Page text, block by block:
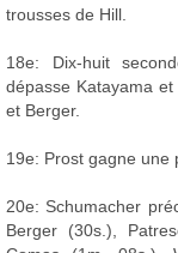
trousses de Hill.
18e: Dix-huit
dépasse Katayama
et Berger.
19e: Prost gagne une
20e: Schumacher
Berger (30s.),